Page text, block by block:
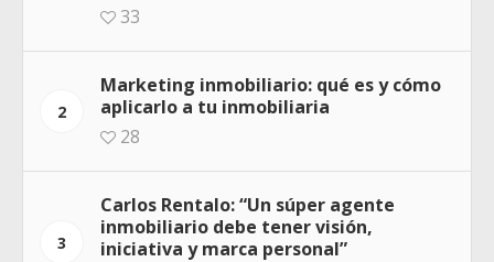
33
2
Marketing inmobiliario: qué es y cómo
aplicarlo a tu inmobiliaria
28
3
Carlos Rentalo: “Un súper agente
inmobiliario debe tener visión,
iniciativa y marca personal”